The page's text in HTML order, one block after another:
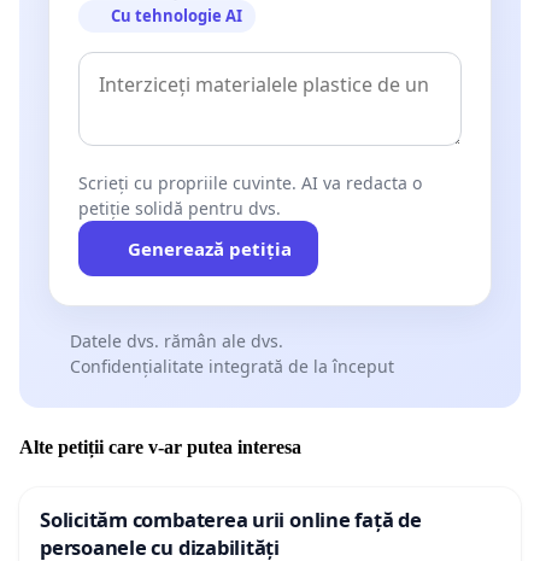
Cu tehnologie AI
Scrieți cu propriile cuvinte. AI va redacta o
petiție solidă pentru dvs.
Generează petiția
Datele dvs. rămân ale dvs.
Confidențialitate integrată de la început
Alte petiții care v-ar putea interesa
Solicităm combaterea urii online față de
persoanele cu dizabilități